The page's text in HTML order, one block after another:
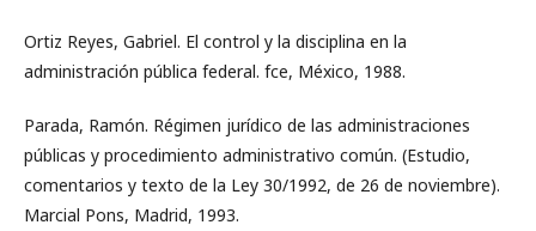
Ortiz Reyes, Gabriel. El control y la disciplina en la
administración pública federal. fce, México, 1988.
Parada, Ramón. Régimen jurídico de las administraciones
públicas y procedimiento administrativo común. (Estudio,
comentarios y texto de la Ley 30/1992, de 26 de noviembre).
Marcial Pons, Madrid, 1993.